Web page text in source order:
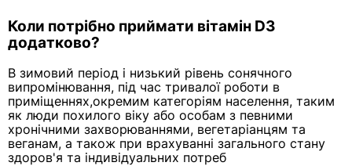
Коли потрібно приймати вітамін D3
додатково?
В зимовий період і низький рівень сонячного
випромінювання, під час тривалої роботи в
приміщеннях,окремим категоріям населення, таким
як люди похилого віку або особам з певними
хронічними захворюваннями, вегетаріанцям та
веганам, а також при врахуванні загального стану
здоров'я та індивідуальних потреб